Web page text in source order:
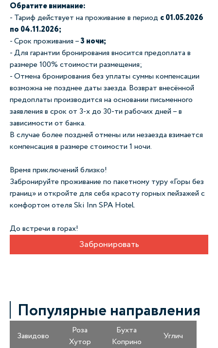
Обратите внимание:
- Тариф действует на проживание в период с 01.05.2026
по 04.11.2026;
- Срок проживания –3 ночи;
- Для гарантии бронирования вносится предоплата в
размере 100% стоимости размещения;
- Отмена бронирования без уплаты суммы компенсации
возможна не позднее даты заезда. Возврат внесённой
предоплаты производится на основании письменного
заявления в срок от 3-х до 30-ти рабочих дней – в
зависимости от банка.
В случае более поздней отмены или незаезда взимается
компенсация в размере стоимости 1 ночи.
Время приключений близко!
Забронируйте проживание по пакетному туру «Горы без
границ» и откройте для себя красоту горных пейзажей с
комфортом отеля Ski Inn SPA Hotel.
До встречи в горах!
Забронировать
Популярные направления
Завидово
Роза
Хутор
Бухта
Коприно
Углич